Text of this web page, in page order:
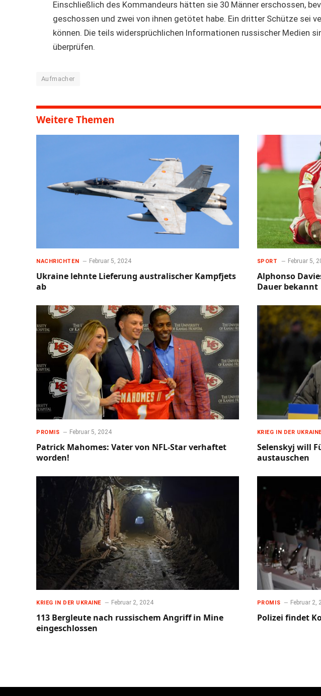
Einschließlich des Kommandeurs hätten sie 30 Männer erschossen,
geschossen und zwei von ihnen getötet habe. Ein dritter Schütze sei
können. Die teils widersprüchlichen Informationen russischer Medien
überprüfen.
Aufmacher
Weitere Themen
NACHRICHTEN Februar 5, 2024
Ukraine lehnte Lieferung australischer Kampfjets
ab
SPORT Februar 5,
Alphonso
Dauer bekannt
PROMIS Februar 5, 2024
Patrick Mahomes: Vater von NFL-Star verhaftet
worden!
KRIEG IN DER
Selenskyj will
austauschen
KRIEG IN DER UKRAINE Februar 2, 2024
113 Bergleute nach russischem Angriff in Mine
eingeschlossen
PROMIS Februar 2,
Polizei findet